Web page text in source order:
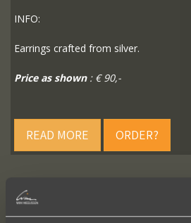
INFO:
Earrings crafted from silver.
Price as shown: € 90,-
READ MORE ORDER?
FOLLOW US ON